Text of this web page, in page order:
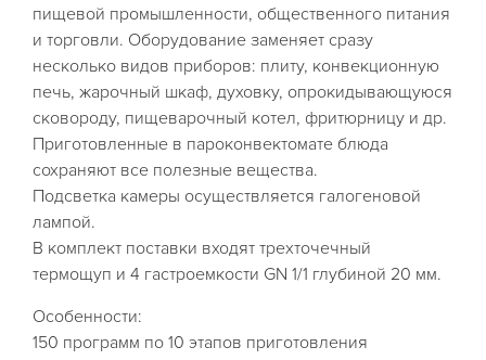
пищевой промышленности, общественного питания
и торговли. Оборудование заменяет сразу
несколько видов приборов: плиту, конвекционную
печь, жарочный шкаф, духовку, опрокидывающуюся
сковороду, пищеварочный котел, фритюрницу и др.
Приготовленные в пароконвектомате блюда
сохраняют все полезные вещества.
Подсветка камеры осуществляется галогеновой
лампой.
В комплект поставки входят трехточечный
термощуп и 4 гастроемкости GN 1/1 глубиной 20 мм.
Особенности:
150 программ по 10 этапов приготовления